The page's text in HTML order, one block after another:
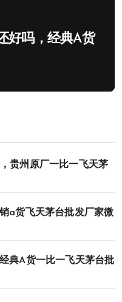
好吗，经典A货
贵州原厂一比一飞天茅
a货飞天茅台批发厂家微
典A货一比一飞天茅台批